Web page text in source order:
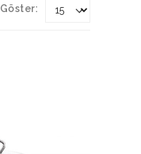
Göster: